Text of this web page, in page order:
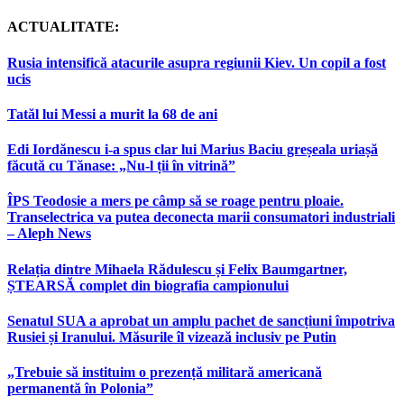
ACTUALITATE:
Rusia intensifică atacurile asupra regiunii Kiev. Un copil a fost
ucis
Tatăl lui Messi a murit la 68 de ani
Edi Iordănescu i-a spus clar lui Marius Baciu greșeala uriașă
făcută cu Tănase: „Nu-l ții în vitrină”
ÎPS Teodosie a mers pe câmp să se roage pentru ploaie.
Transelectrica va putea deconecta marii consumatori industriali
– Aleph News
Relația dintre Mihaela Rădulescu și Felix Baumgartner,
ȘTEARSĂ complet din biografia campionului
Senatul SUA a aprobat un amplu pachet de sancțiuni împotriva
Rusiei și Iranului. Măsurile îl vizează inclusiv pe Putin
„Trebuie să instituim o prezență militară americană
permanentă în Polonia”